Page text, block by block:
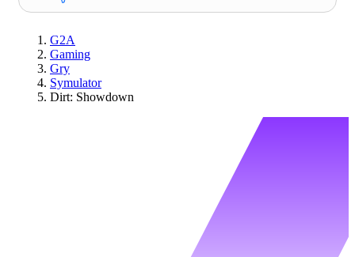
G2A
Gaming
Gry
Symulator
Dirt: Showdown